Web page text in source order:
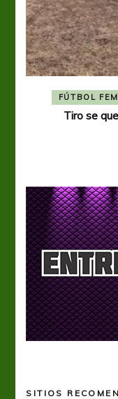
FÚTBOL
Tiro se
SITIOS